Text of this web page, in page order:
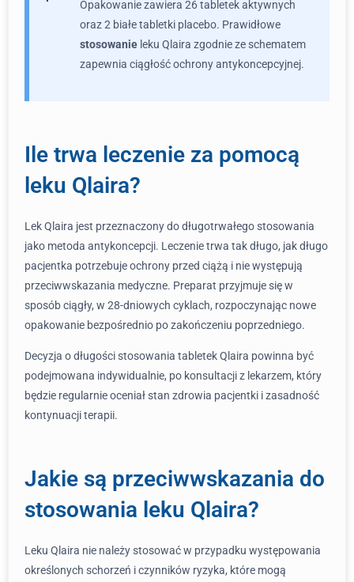
Opakowanie zawiera 26 tabletek aktywnych
oraz 2 białe tabletki placebo. Prawidłowe
stosowanie leku Qlaira zgodnie ze schematem
zapewnia ciągłość ochrony antykoncepcyjnej.
Ile trwa leczenie za pomocą
leku Qlaira?
Lek Qlaira jest przeznaczony do długotrwałego stosowania
jako metoda antykoncepcji. Leczenie trwa tak długo, jak długo
pacjentka potrzebuje ochrony przed ciążą i nie występują
przeciwwskazania medyczne. Preparat przyjmuje się w
sposób ciągły, w 28-dniowych cyklach, rozpoczynając nowe
opakowanie bezpośrednio po zakończeniu poprzedniego.
Decyzja o długości stosowania tabletek Qlaira powinna być
podejmowana indywidualnie, po konsultacji z lekarzem, który
będzie regularnie oceniał stan zdrowia pacjentki i zasadność
kontynuacji terapii.
Jakie są przeciwwskazania do
stosowania leku Qlaira?
Leku Qlaira nie należy stosować w przypadku występowania
określonych schorzeń i czynników ryzyka, które mogą